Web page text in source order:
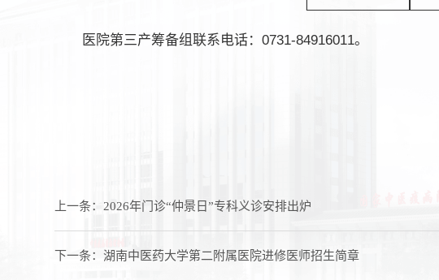
医院第三产筹备组联系电话：0731-84916011。
上一条： 2026年门诊“仲景日”专科义诊安排出炉
下一条：湖南中医药大学第二附属医院进修医师招生简章